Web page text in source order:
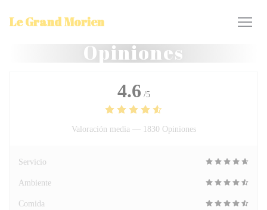
Le Grand Morien
Opiniones
4.6 /5
Valoración media — 1830 Opiniones
Servicio
Ambiente
Comida